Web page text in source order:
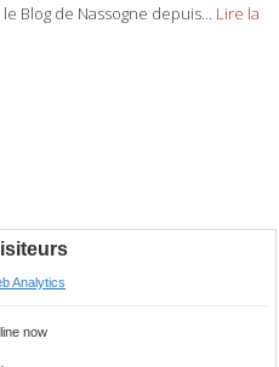
Blog de Nassogne depuis... Lire la